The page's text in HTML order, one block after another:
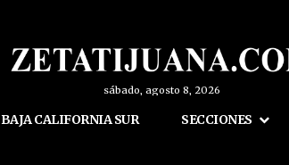
sábado, agosto 8, 2026
BAJA CALIFORNIA SUR SECCIONES